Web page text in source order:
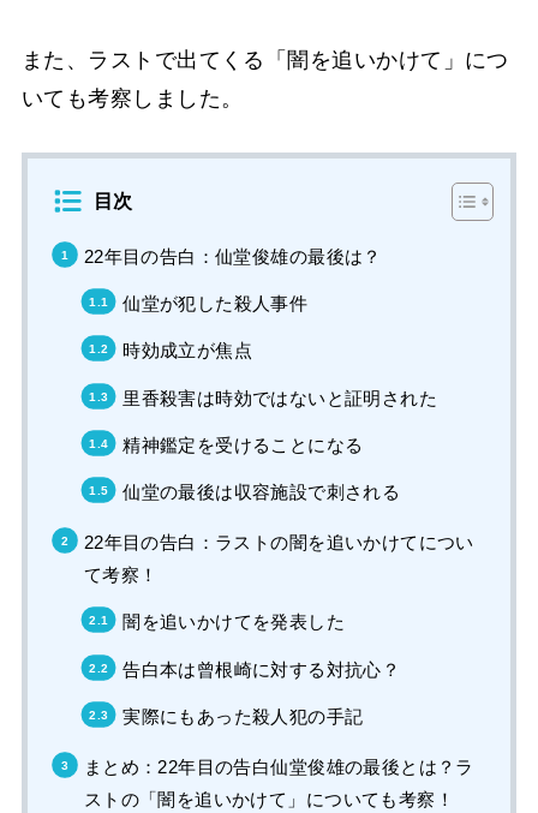
また、ラストで出てくる「闇を追いかけて」につ
いても考察しました。
目次
22年目の告白：仙堂俊雄の最後は？
仙堂が犯した殺人事件
時効成立が焦点
里香殺害は時効ではないと証明された
精神鑑定を受けることになる
仙堂の最後は収容施設で刺される
22年目の告白：ラストの闇を追いかけてについ
て考察！
闇を追いかけてを発表した
告白本は曾根崎に対する対抗心？
実際にもあった殺人犯の手記
まとめ：22年目の告白仙堂俊雄の最後とは？ラ
ストの「闇を追いかけて」についても考察！